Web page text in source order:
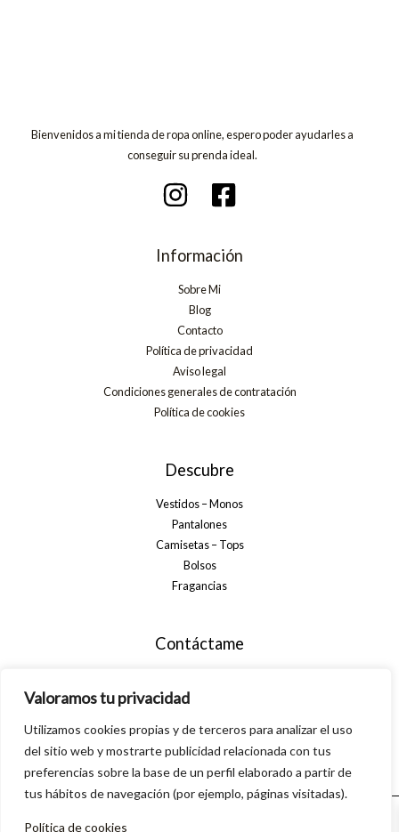
Valoramos tu privacidad
Utilizamos cookies propias y de terceros para analizar el uso
del sitio web y mostrarte publicidad relacionada con tus
preferencias sobre la base de un perfil elaborado a partir de
tus hábitos de navegación (por ejemplo, páginas visitadas).
Política de cookies
Bienvenidos a mi tienda de ropa online, espero poder ayudarles a
conseguir su prenda ideal.
Información
Sobre Mi
Blog
Contacto
Política de privacidad
Aviso legal
Condiciones generales de contratación
Política de cookies
Descubre
Vestidos – Monos
Pantalones
Camisetas – Tops
Bolsos
Fragancias
Contáctame
info@alsanamoda.com
C. Algarrobo, 40, 29560 Pizarra, Málaga
© 2026 Alsanamoda. Powered by Linkasoft